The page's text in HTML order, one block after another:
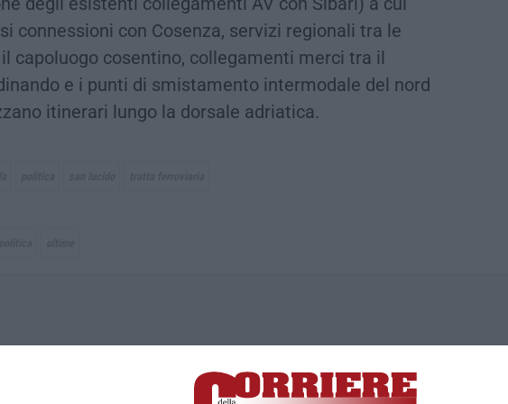
connessioni con Cosenza, servizi regionali tra le
capoluogo cosentino, collegamenti merci tra il
e i punti di smistamento intermodale del nord
itinerari lungo la dorsale adriatica.
6/G, S.Eufemia, Lamezia Terme (CZ)